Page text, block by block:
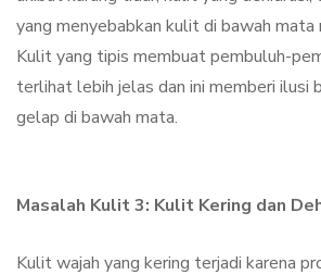
yang menyebabkan kulit di bawah mata
Kulit yang tipis membuat pembuluh-
terlihat lebih jelas dan ini memberi ilusi
gelap di bawah mata.
Masalah Kulit 3: Kulit Kering dan
Kulit wajah yang kering terjadi karena